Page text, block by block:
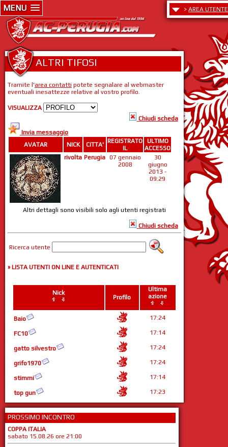
MENU > AREA UTENTE
ALTRI TIFOSI
Tramite l'area contatti potete segnalare al webmaster
eventuali inesattezze relative al vostro profilo.
VISUALIZZA
Chiudi scheda
Invia messaggio
AVATAR
NICK CITTA'
REGISTRATO
IL
ULTIMO
ACCESSO
rivolta Perugia 07 gennaio
2008
30
giugno
2013 -
09:29
Altri dettagli sono visibili solo agli utenti registrati
Chiudi scheda
Ricerca utente
» LISTA UTENTI ON LINE E AUTENTICATI
Nick
Profilo
Ultima
azione
Baio 17:24
FC10 17:14
gatto silvestro 17:24
grifo1970 17:24
stimmi 17:14
top gun 17:23
PROSSIMO INCONTRO
COPPA ITALIA
sabato 15.08.26 ore 21:00